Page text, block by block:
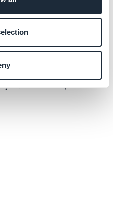
Esse status pode ser
da sua equipe que um
da publicação.
seu artigo será